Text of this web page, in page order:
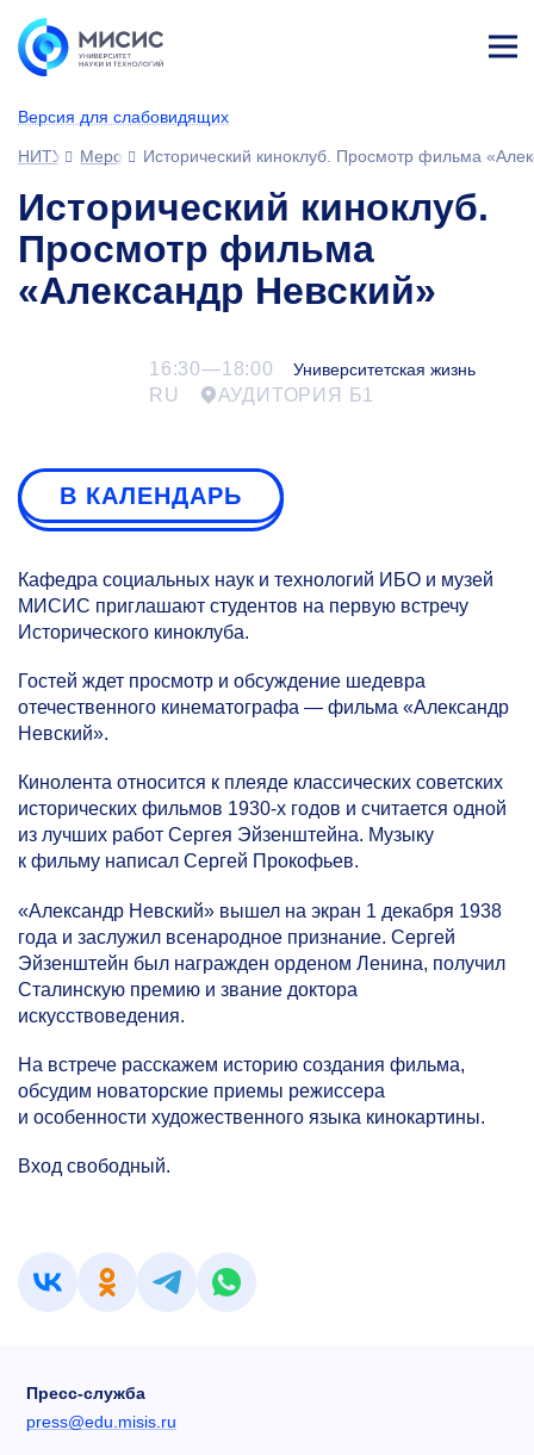
Версия для слабовидящих
ине
НИТУ МИСИСМероприятияИсторический киноклуб. Просмотр фильма
Исторический киноклуб.
Просмотр фильма
«Александр Невский»
16:30—18:00 Университетская жизнь
RU АУДИТОРИЯ Б1
В КАЛЕНДАРЬ
Кафедра социальных наук и технологий ИБО и музей
МИСИС приглашают студентов на первую встречу
Исторического киноклуба.
Гостей ждет просмотр и обсуждение шедевра
отечественного кинематографа — фильма «Александр
Невский».
Кинолента относится к плеяде классических советских
исторических фильмов 1930-х годов и считается одной
из лучших работ Сергея Эйзенштейна. Музыку
к фильму написал Сергей Прокофьев.
«Александр Невский» вышел на экран 1 декабря 1938
года и заслужил всенародное признание. Сергей
Эйзенштейн был награжден орденом Ленина, получил
Сталинскую премию и звание доктора
искусствоведения.
На встрече расскажем историю создания фильма,
обсудим новаторские приемы режиссера
и особенности художественного языка кинокартины.
Вход свободный.
Пресс-служба
press@edu.misis.ru